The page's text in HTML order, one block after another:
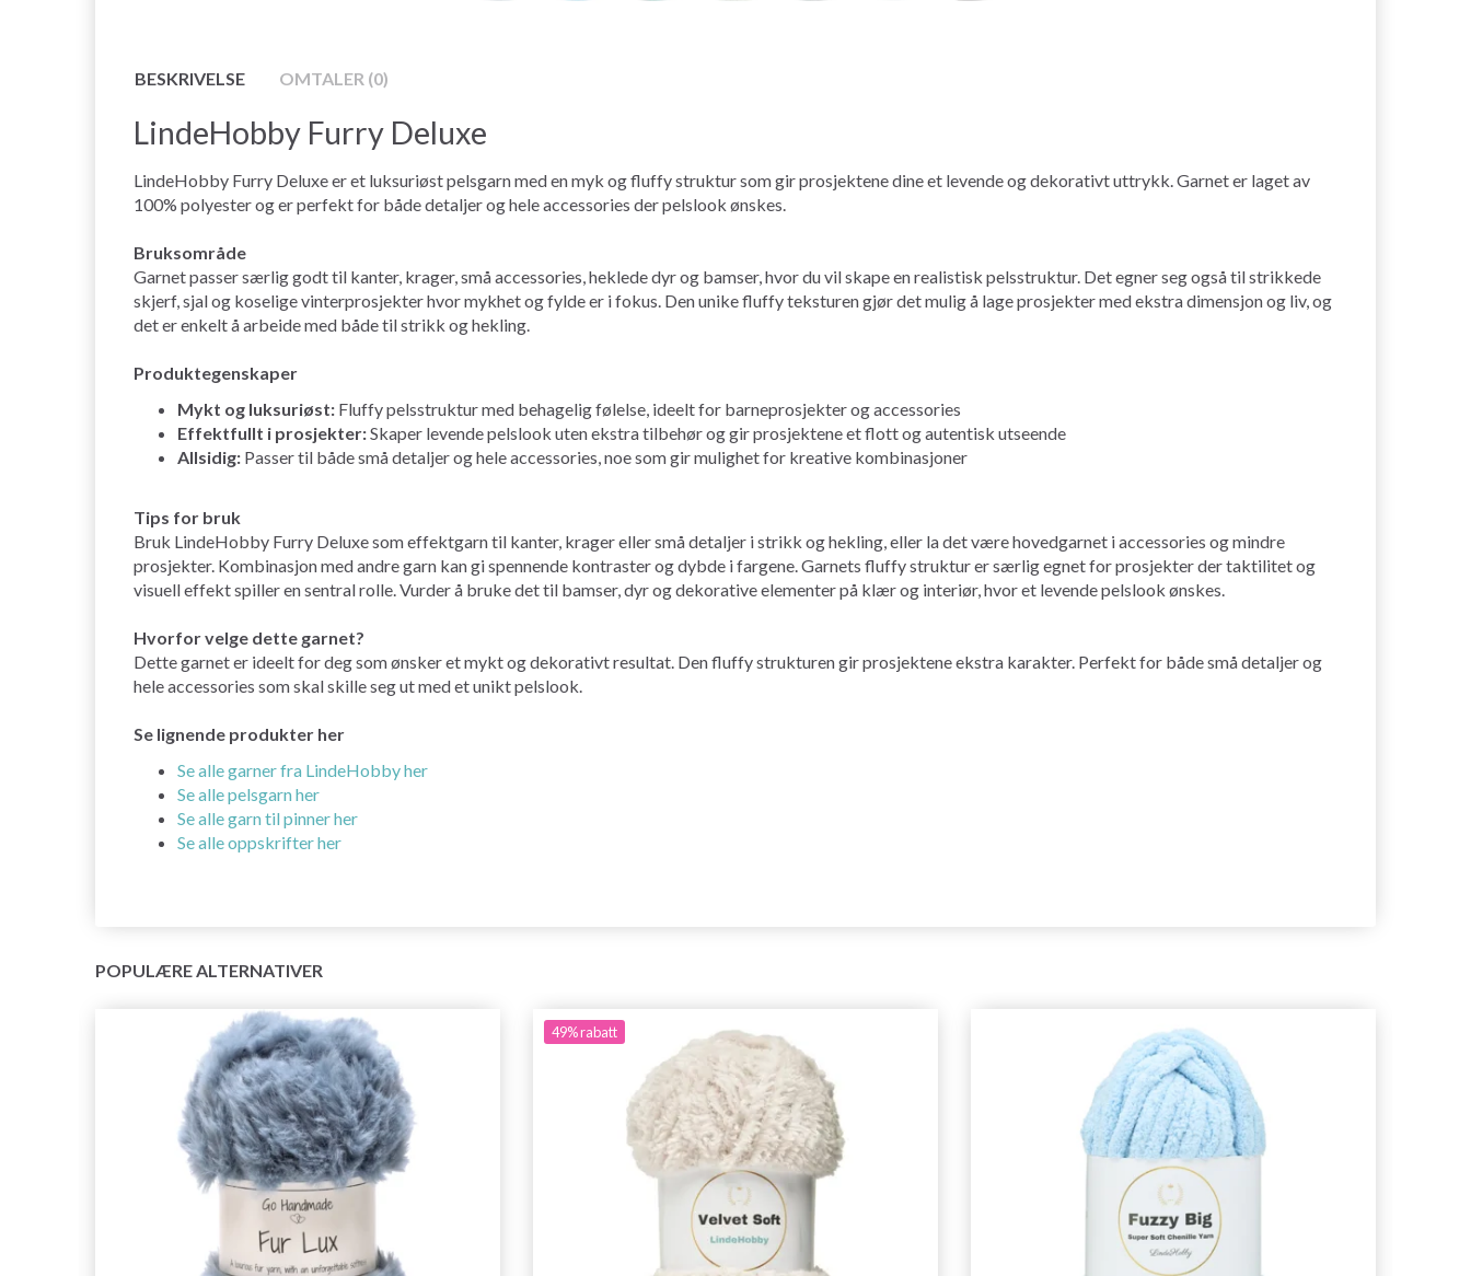
BESKRIVELSE OMTALER (0)
LindeHobby Furry Deluxe
LindeHobby Furry Deluxe er et luksuriøst pelsgarn med en myk og fluffy struktur som gir prosjektene dine et levende og dekorativt uttrykk. Garnet er laget av
100% polyester og er perfekt for både detaljer og hele accessories der pelslook ønskes.
Bruksområde
Garnet passer særlig godt til kanter, krager, små accessories, heklede dyr og bamser, hvor du vil skape en realistisk pelsstruktur. Det egner seg også til strikkede
skjerf, sjal og koselige vinterprosjekter hvor mykhet og fylde er i fokus. Den unike fluffy teksturen gjør det mulig å lage prosjekter med ekstra dimensjon og liv, og
det er enkelt å arbeide med både til strikk og hekling.
Produktegenskaper
Mykt og luksuriøst: Fluffy pelsstruktur med behagelig følelse, ideelt for barneprosjekter og accessories
Effektfullt i prosjekter:Skaper levende pelslook uten ekstra tilbehør og gir prosjektene et flott og autentisk utseende
Allsidig: Passer til både små detaljer og hele accessories, noe som gir mulighet for kreative kombinasjoner
Tips for bruk
Bruk LindeHobby Furry Deluxe som effektgarn til kanter, krager eller små detaljer i strikk og hekling, eller la det være hovedgarnet i accessories og mindre
prosjekter. Kombinasjon med andre garn kan gi spennende kontraster og dybde i fargene. Garnets fluffy struktur er særlig egnet for prosjekter der taktilitet og
visuell effekt spiller en sentral rolle. Vurder å bruke det til bamser, dyr og dekorative elementer på klær og interiør, hvor et levende pelslook ønskes.
Hvorfor velge dette garnet?
Dette garnet er ideelt for deg som ønsker et mykt og dekorativt resultat. Den fluffy strukturen gir prosjektene ekstra karakter. Perfekt for både små detaljer og
hele accessories som skal skille seg ut med et unikt pelslook.
Se lignende produkter her
Se alle garner fra LindeHobby her
Se alle pelsgarn her
Se alle garn til pinner her
Se alle oppskrifter her
POPULÆRE ALTERNATIVER
49%rabatt